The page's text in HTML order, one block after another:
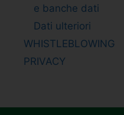
e banche dati
Dati ulteriori
WHISTLEBLOWING
PRIVACY